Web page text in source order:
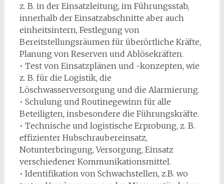
z. B. in der Einsatzleitung, im Führungsstab,
innerhalb der Einsatzabschnitte aber auch
einheitsintern, Festlegung von
Bereitstellungsräumen für überörtliche Kräfte,
Planung von Reserven und Ablösekräften.
• Test von Einsatzplänen und -konzepten, wie
z. B. für die Logistik, die
Löschwasserversorgung und die Alarmierung.
• Schulung und Routinegewinn für alle
Beteiligten, insbesondere die Führungskräfte.
• Technische und logistische Erprobung, z. B.
effizienter Hubschraubereinsatz,
Notunterbringung, Versorgung, Einsatz
verschiedener Kommunikationsmittel.
• Identifikation von Schwachstellen, z.B. wo